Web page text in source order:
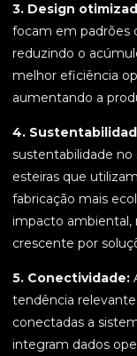
3. Design
focam em padrões
reduzindo o
melhor eficiência
aumentando a
4.
sustentabilidade no
esteiras que
fabricação mais
impacto
crescente por
5. Conectividade:
tendência
conectadas a
integram dados